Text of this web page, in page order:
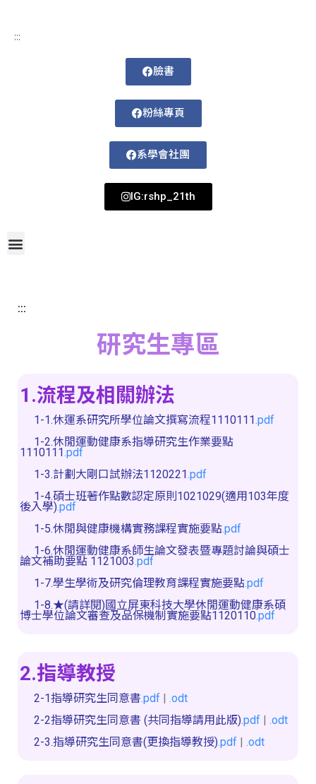
:::
臉書
粉絲專頁
系學會社團
IG:rshp_21th
:::
研究生專區
1.流程及相關辦法
1-1.休運系研究所學位論文撰寫流程1110111.pdf
1-2.休閒運動健康系指導研究生作業要點
1110111.pdf
1-3.計劃大剛口試辦法1120221.pdf
1-4.碩士班著作點數認定原則1021029(適用103年度
後入學).pdf
1-5.休閒與健康機構實務課程實施要點.pdf
1-6.休閒運動健康系師生論文發表暨專題討論與碩士
論文補助要點 1121003.pdf
1-7.學生學術及研究倫理教育課程實施要點.pdf
1-8.★(請詳閱)國立屏東科技大學休閒運動健康系碩
博士學位論文審查及品保機制實施要點1120110.pdf
2.指導教授
2-1指導研究生同意書.pdf | .odt
2-2指導研究生同意書 (共同指導請用此版).pdf | .odt
2-3.指導研究生同意書(更換指導教授).pdf | .odt